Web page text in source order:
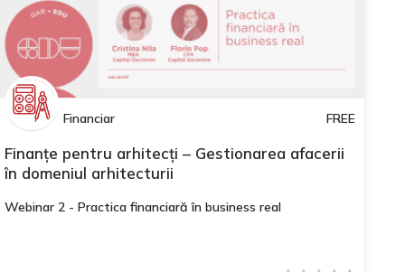
Financiar FREE
Finanțe pentru arhitecți – Gestionarea afacerii
în domeniul arhitecturii
Webinar 2 - Practica financiară în business real